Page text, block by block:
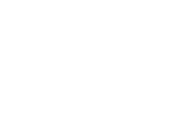
ominaisuuksiltaan näiden
Vastaavanlainen
Commander RE- ja Brutal RE-
etujousituksen KYB PRO 36
Etuiskunvaimentimissa
käsin vaimentimen varressa